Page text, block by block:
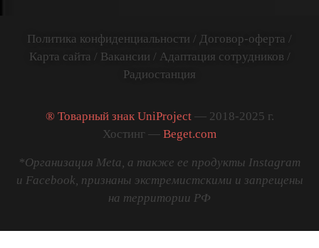
Политика конфиденциальности / Договор-оферта /
Карта сайта / Вакансии / Адаптация сотрудников /
Радиостанция
® Товарный знак UniProject— 2018-2025 г.
Хостинг — Beget.com
*Организация Meta, а также ее продукты Instagram
и Facebook, признаны экстремистскими и запрещены
на территории РФ